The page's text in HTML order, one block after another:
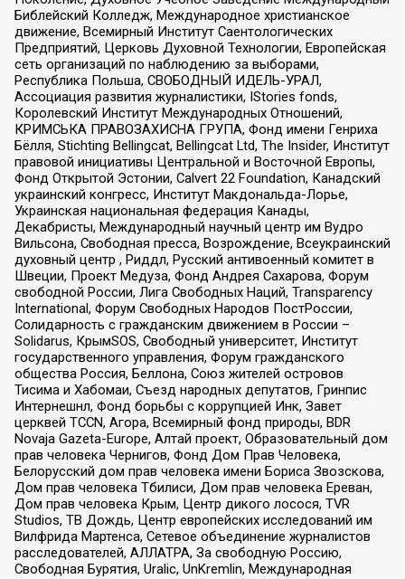
Библейский Колледж, Международное христианское
движение, Всемирный Институт Саентологических
Предприятий, Церковь Духовной Технологии, Европейская
сеть организаций по наблюдению за выборами,
Республика Польша, СВОБОДНЫЙ ИДЕЛЬ-УРАЛ,
Ассоциация развития журналистики, IStories fonds,
Королевский Институт Международных Отношений,
КРИМСЬКА ПРАВОЗАХИСНА ГРУПА, Фонд имени Генриха
Бёлля, Stichting Bellingcat, Bellingcat Ltd, The Insider, Институт
правовой инициативы Центральной и Восточной Европы,
Фонд Открытой Эстонии, Calvert 22 Foundation, Канадский
украинский конгресс, Институт Макдональда-Лорье,
Украинская национальная федерация Канады,
Декабристы, Международный научный центр им Вудро
Вильсона, Свободная пресса, Возрождение, Всеукраинский
духовный центр , Риддл, Русский антивоенный комитет в
Швеции, Проект Медуза, Фонд Андрея Сахарова, Форум
свободной России, Лига Свободных Наций, Transparеncy
International, Форум Свободных Народов ПостРоссии,
Солидарность с гражданским движением в России –
Solidarus, КрымSOS, Свободный университет, Институт
государственного управления, Форум гражданского
общества Россия, Беллона, Союз жителей островов
Тисима и Хабомаи, Съезд народных депутатов, Гринпис
Интернешнл, Фонд борьбы с коррупцией Инк, Завет
церквей TCCN, Агора, Всемирный фонд природы, BDR
Novaja Gazeta-Europe, Алтай проект, Образовательный дом
прав человека Чернигов, Фонд Дом Прав Человека,
Белорусский дом прав человека имени Бориса Звозскова,
Дом прав человека Тбилиси, Дом прав человека Ереван,
Дом прав человека Крым, Центр дикого лосося, TVR
Studios, ТВ Дождь, Центр европейских исследований им
Вилфрида Мартенса, Сетевое объединение журналистов
расследователей, АЛЛАТРА, За свободную Россию,
Свободная Бурятия, Uralic, UnKremlin, Международная